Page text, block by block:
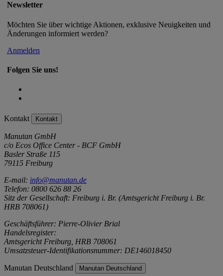
Newsletter
Möchten Sie über wichtige Aktionen, exklusive Neuigkeiten und
Änderungen informiert werden?
Anmelden
Folgen Sie uns!
Kontakt Kontakt
Manutan GmbH
c/o Ecos Office Center - BCF GmbH
Basler Straße 115
79115 Freiburg
E-mail: info@manutan.de
Telefon: 0800 626 88 26
Sitz der Gesellschaft: Freiburg i. Br. (Amtsgericht Freiburg i. Br.
HRB 708061)
Geschäftsführer: Pierre-Olivier Brial
Handelsregister:
Amtsgericht Freiburg, HRB 708061
Umsatzsteuer-Identifikationsnummer: DE146018450
Manutan Deutschland Manutan Deutschland